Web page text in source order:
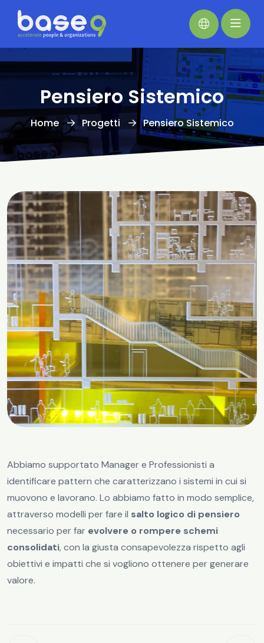
Pensiero Sistemico
Home Progetti Pensiero Sistemico
Abbiamo supportato Manager e Professionisti a
identificare pattern che caratterizzano i sistemi in cui si
muovono e lavorano. Lo abbiamo fatto in modo semplice,
attraverso modelli per fare il salto logico di pensiero
necessario per far evolvere o rompere schemi
consolidati, con la giusta consapevolezza rispetto agli
obiettivi e impatti che si vogliono ottenere per generare
valore.